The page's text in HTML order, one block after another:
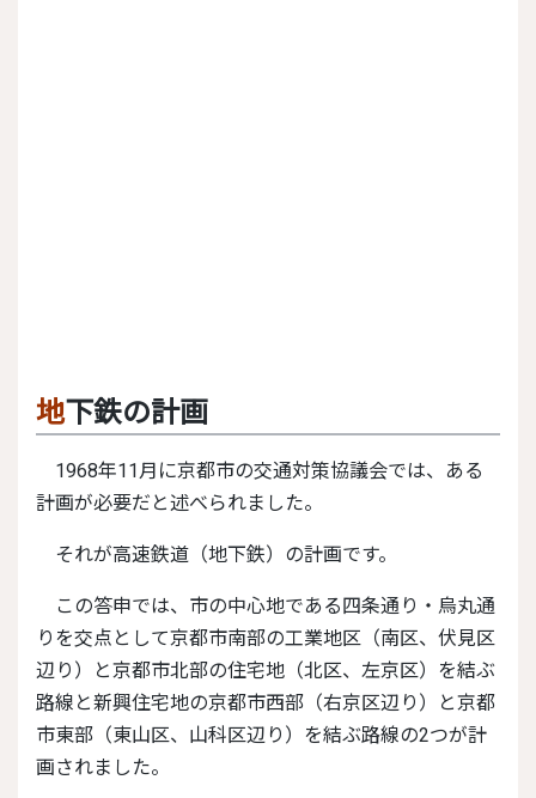
地下鉄の計画
1968年11月に京都市の交通対策協議会では、ある
計画が必要だと述べられました。
それが高速鉄道（地下鉄）の計画です。
この答申では、市の中心地である四条通り・烏丸通
りを交点として京都市南部の工業地区（南区、伏見区
辺り）と京都市北部の住宅地（北区、左京区）を結ぶ
路線と新興住宅地の京都市西部（右京区辺り）と京都
市東部（東山区、山科区辺り）を結ぶ路線の2つが計
画されました。